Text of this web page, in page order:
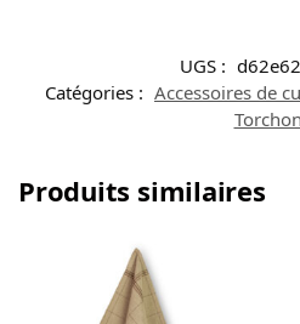
UGS :
Catégories : Accessoires de
Produits similaires